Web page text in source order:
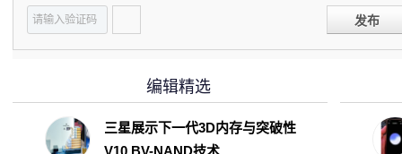
发布
编辑精选
三星展示下一代3D内存与突破性
V10 BV-NAND技术